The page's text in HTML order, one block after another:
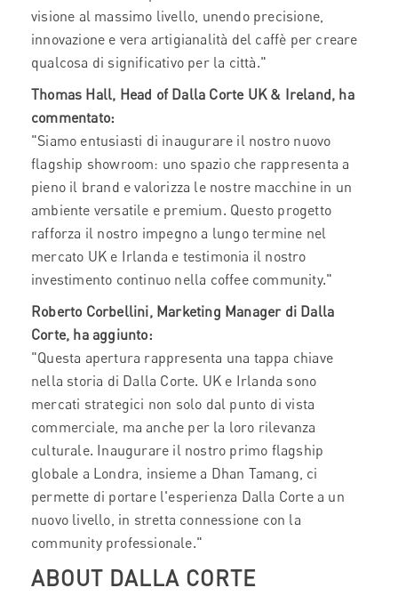
visione al massimo livello, unendo precisione,
innovazione e vera artigianalità del caffè per creare
qualcosa di significativo per la città."
Thomas Hall, Head of Dalla Corte UK & Ireland, ha
commentato:
"Siamo entusiasti di inaugurare il nostro nuovo
flagship showroom: uno spazio che rappresenta a
pieno il brand e valorizza le nostre macchine in un
ambiente versatile e premium. Questo progetto
rafforza il nostro impegno a lungo termine nel
mercato UK e Irlanda e testimonia il nostro
investimento continuo nella coffee community."
Roberto Corbellini, Marketing Manager di Dalla
Corte, ha aggiunto:
"Questa apertura rappresenta una tappa chiave
nella storia di Dalla Corte. UK e Irlanda sono
mercati strategici non solo dal punto di vista
commerciale, ma anche per la loro rilevanza
culturale. Inaugurare il nostro primo flagship
globale a Londra, insieme a Dhan Tamang, ci
permette di portare l'esperienza Dalla Corte a un
nuovo livello, in stretta connessione con la
community professionale."
ABOUT DALLA CORTE